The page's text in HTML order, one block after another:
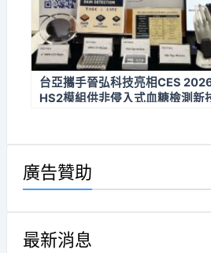
台亞攜手晉弘科技亮相CES
HS2模組供非侵入式血糖檢測新
廣告贊助
最新消息